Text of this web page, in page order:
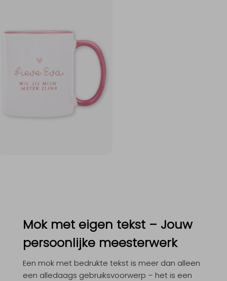
Mok met eigen tekst – Jouw
persoonlijke meesterwerk
Een mok met bedrukte tekst is meer dan alleen
een alledaags gebruiksvoorwerp – het is een